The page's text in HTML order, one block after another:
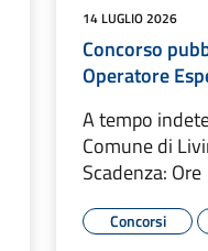
14 LUGLIO 2026
Concorso
Operatore
A tempo
Comune di
Scadenza:
Concorsi